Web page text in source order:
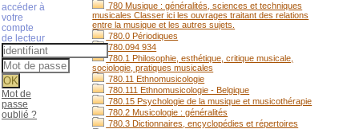
780 Musique : généralités, sciences et techniques
musicales Classer ici les ouvrages traitant des relations
entre la musique et les autres sujets.
780.0 Périodiques
780.094 934
780.1 Philosophie, esthétique, critique musicale,
sociologie, pratiques musicales
780.11 Ethnomusicologie
780.111 Ethnomusicologie - Belgique
780.15 Psychologie de la musique et musicothérapie
780.2 Musicologie : généralités
780.3 Dictionnaires, encyclopédies et répertoires
accéder à
votre
compte
de lecteur
Mot de
passe
oublié ?